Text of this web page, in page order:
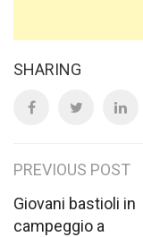
SHARING
Post
navigation
PREVIOUS POST
Giovani bastioli in
campeggio a